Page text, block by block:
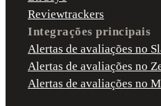
Reviewtrackers
Integrações principais
Alertas de avaliações no
Alertas de avaliações no
Alertas de avaliações no